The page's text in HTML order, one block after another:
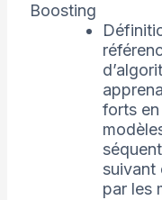
Boosting
forts
suivant
par les